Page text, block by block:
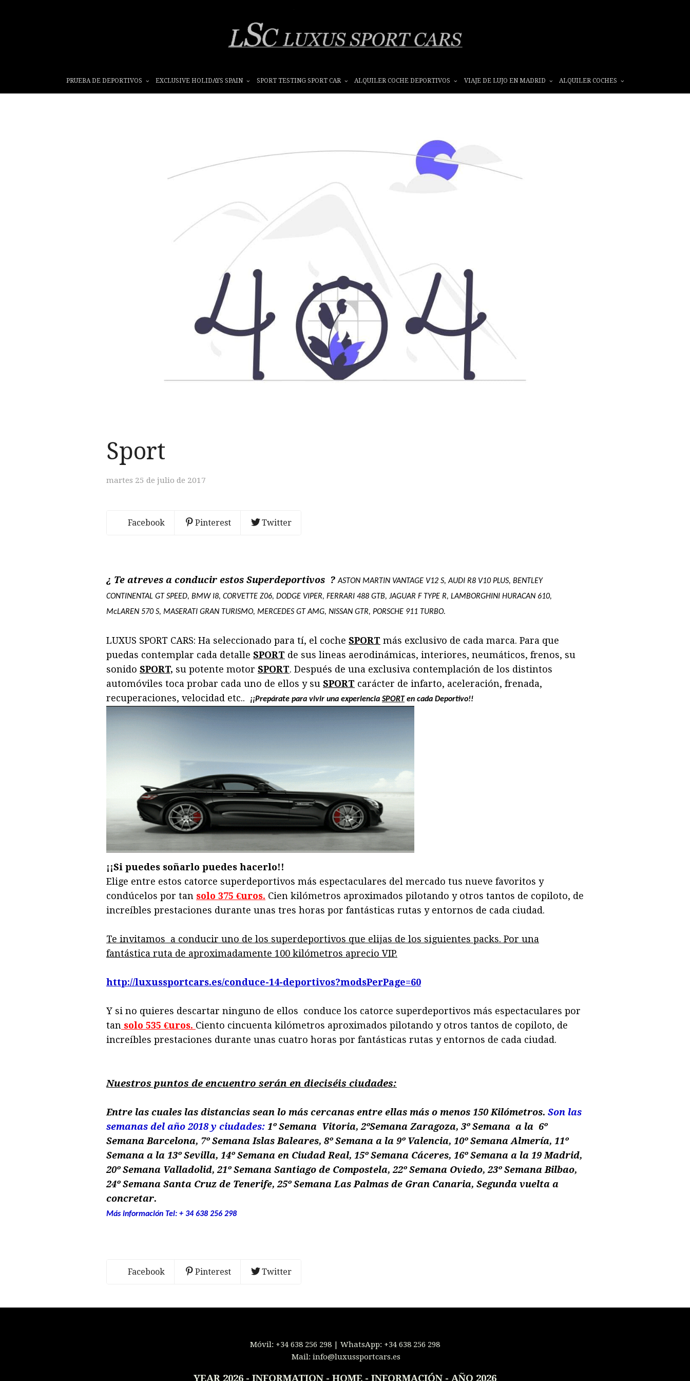
PRUEBA DE DEPORTIVOS EXCLUSIVE HOLIDAYS SPAIN SPORT TESTING SPORT CAR ALQUILER COCHE DEPORTIVOS VIAJE DE LUJO EN MADRID ALQUILER COCHES
Sport
martes 25 de julio de 2017
Facebook Pinterest Twitter
¿ Te atreves a conducir estos Superdeportivos ? ASTON MARTIN VANTAGE V12 S, AUDI R8 V10 PLUS, BENTLEY
CONTINENTAL GT SPEED, BMW I8, CORVETTE Z06, DODGE VIPER, FERRARI 488 GTB, JAGUAR F TYPE R, LAMBORGHINI HURACAN 610,
McLAREN 570 S, MASERATI GRAN TURISMO, MERCEDES GT AMG, NISSAN GTR, PORSCHE 911 TURBO.
LUXUS SPORT CARS: Ha seleccionado para tí, el coche SPORT más exclusivo de cada marca. Para que
puedas contemplar cada detalle SPORT de sus lineas aerodinámicas, interiores, neumáticos, frenos, su
sonido SPORT, su potente motor SPORT. Después de una exclusiva contemplación de los distintos
automóviles toca probar cada uno de ellos y su SPORT carácter de infarto, aceleración, frenada,
recuperaciones, velocidad etc..
¡¡Prepárate para vivir una experiencia SPORTen cada Deportivo!!
¡¡Si puedes soñarlo puedes hacerlo!!
Elige entre estos catorce superdeportivos más espectaculares del mercado tus nueve favoritos y
condúcelos por tan solo 375 €uros. Cien kilómetros aproximados pilotando y otros tantos de copiloto, de
increíbles prestaciones durante unas tres horas por fantásticas rutas y entornos de cada ciudad.
Te invitamos a conducir uno de los superdeportivos que elijas de los siguientes packs. Por una
fantástica ruta de aproximadamente 100 kilómetros aprecio VIP.
http://luxussportcars.es/conduce-14-deportivos?modsPerPage=60
Y si no quieres descartar ninguno de ellos conduce los catorce superdeportivos más espectaculares por
tan solo 535 €uros. Ciento cincuenta kilómetros aproximados pilotando y otros tantos de copiloto, de
increíbles prestaciones durante unas cuatro horas por fantásticas rutas y entornos de cada ciudad.
Nuestros puntos de encuentro serán en dieciséis ciudades:
Entre las cuales las distancias sean lo más cercanas entre ellas más o menos 150 Kilómetros. Son las
semanas del año 2018 y ciudades: 1º Semana Vitoria, 2ºSemana Zaragoza, 3º Semana a la 6º
Semana Barcelona, 7º Semana Islas Baleares, 8º Semana a la 9º Valencia, 10º Semana Almería, 11º
Semana a la 13º Sevilla, 14º Semana en Ciudad Real, 15º Semana Cáceres, 16º Semana a la 19 Madrid,
20º Semana Valladolid, 21º Semana Santiago de Compostela, 22º Semana Oviedo, 23º Semana Bilbao,
24º Semana Santa Cruz de Tenerife, 25º Semana Las Palmas de Gran Canaria, Segunda vuelta a
concretar.
Más información Tel: + 34 638 256 298
Facebook Pinterest Twitter
Móvil: +34 638 256 298 | WhatsApp: +34 638 256 298
Mail: info@luxussportcars.es
YEAR 2026 - INFORMATION - HOME - INFORMACIÓN - AÑO 2026